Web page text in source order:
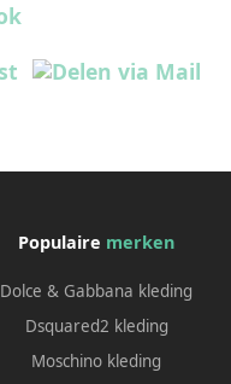
Populaire merken
Dolce & Gabbana kleding
Dsquared2 kleding
Moschino kleding